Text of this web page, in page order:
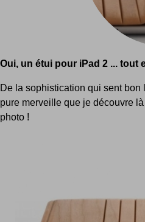
Oui, un étui pour iPad 2 ... tout
De la sophistication qui sent bon
pure merveille que je découvre
photo !